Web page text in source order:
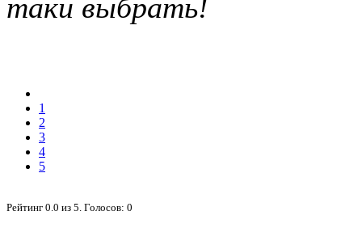
таки выбрать!
1
2
3
4
5
Рейтинг 0.0 из 5. Голосов: 0